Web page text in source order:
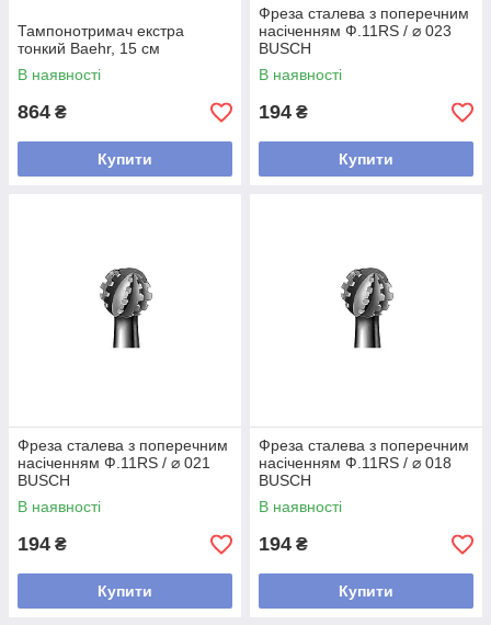
Тампонотримач екстра
тонкий Baehr, 15 см
В наявності
864 ₴
Купити
Фреза сталева з поперечним
насіченням Ф.11RS / ⌀ 023
BUSCH
В наявності
194 ₴
Купити
Фреза сталева з поперечним
насіченням Ф.11RS / ⌀ 021
BUSCH
В наявності
194 ₴
Купити
Фреза сталева з поперечним
насіченням Ф.11RS / ⌀ 018
BUSCH
В наявності
194 ₴
Купити